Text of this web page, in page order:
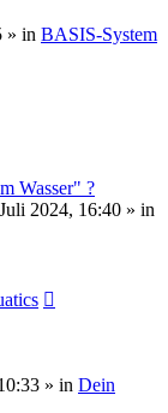
» in BASIS-System
Wasser" ?
2024, 16:40 » in
» in Dein